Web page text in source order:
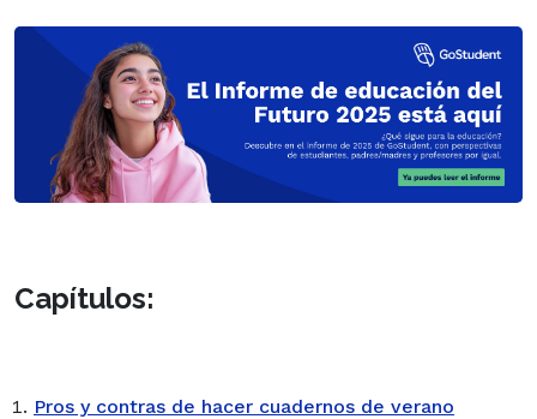
Capítulos:
Pros y contras de hacer cuadernos de verano